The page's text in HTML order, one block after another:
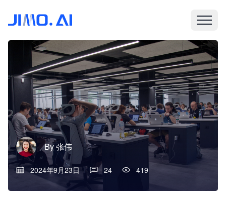
By张伟
2024年9月23日 24 419